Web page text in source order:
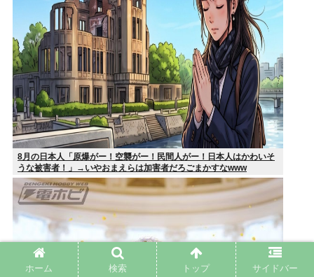
8月の日本人「原爆がー！空襲がー！民間人がー！日本人はかわいそ
うな被害者！」→いやおまえらは加害者だろごまかすなwww
ホーム 検索 トップ サイドバー